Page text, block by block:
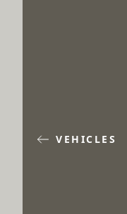
VEHICLES